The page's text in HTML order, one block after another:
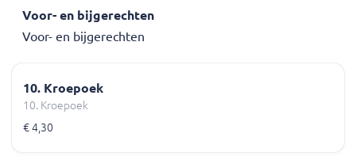
Voor- en bijgerechten
Voor- en bijgerechten
10. Kroepoek
10. Kroepoek
€ 4,30